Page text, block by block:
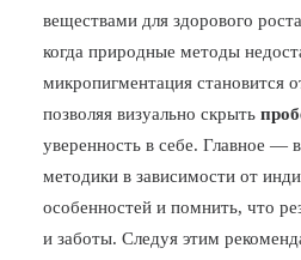
веществами для здорового
когда природные методы
микропигментация становится
позволяя визуально скрыть
уверенность в себе. Главное —
методики в зависимости от
особенностей и помнить, что
и заботы. Следуя этим